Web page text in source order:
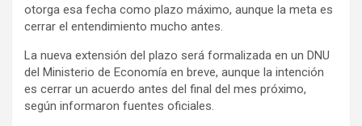
otorga esa fecha como plazo máximo, aunque la meta es
cerrar el entendimiento mucho antes.
La nueva extensión del plazo será formalizada en un DNU
del Ministerio de Economía en breve, aunque la intención
es cerrar un acuerdo antes del final del mes próximo,
según informaron fuentes oficiales.